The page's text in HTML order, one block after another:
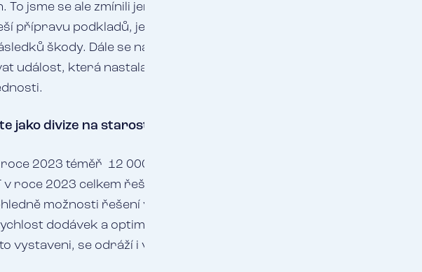
To jsme se ale zmínili jen o prohlídkách místa škody. Likvidátor s
přípravu podkladů, je součástí týmu, který sestavuje klient kvůli
škody. Dále se například likvidátor setkává s klientem v případě,
událost, která nastala a mohla by vést ke škodě. To je častý případ
jako divize na starost?
2023 téměř 12 000 škod. Průměrná doba vyřízení škody je 19
v roce 2023 celkem řešila přes 26 000 škod. Počet škod stále stoupá a
možnosti řešení vzniklé události z pojištění jsou stále četnější.
dodávek a optimalizaci řešení, jemuž jsou naši klienti v
vystaveni, se odráží i v častějších a komplikovanějších škodách.